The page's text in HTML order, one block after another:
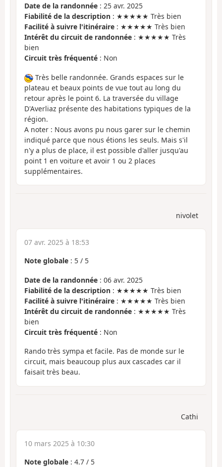
Date de la randonnée : 25 avr. 2025
Fiabilité de la description : ★★★★★ Très bien
Facilité à suivre l'itinéraire : ★★★★★ Très bien
Intérêt du circuit de randonnée : ★★★★★ Très
bien
Circuit très fréquenté : Non
Très belle randonnée. Grands espaces sur le
plateau et beaux points de vue tout au long du
retour après le point 6. La traversée du village
D'Averliaz présente des habitations typiques de la
région.
A noter : Nous avons pu nous garer sur le chemin
indiqué parce que nous étions les seuls. Mais s'il
n'y a plus de place, il est possible d'aller jusqu'au
point 1 en voiture et avoir 1 ou 2 places
supplémentaires.
nivolet
07 avr. 2025 à 18:53
Note globale : 5 / 5
Date de la randonnée : 06 avr. 2025
Fiabilité de la description : ★★★★★ Très bien
Facilité à suivre l'itinéraire : ★★★★★ Très bien
Intérêt du circuit de randonnée : ★★★★★ Très
bien
Circuit très fréquenté : Non
Rando très sympa et facile. Pas de monde sur le
circuit, mais beaucoup plus aux cascades car il
faisait très beau.
Cathi
10 mars 2025 à 10:30
Note globale : 4.7 / 5